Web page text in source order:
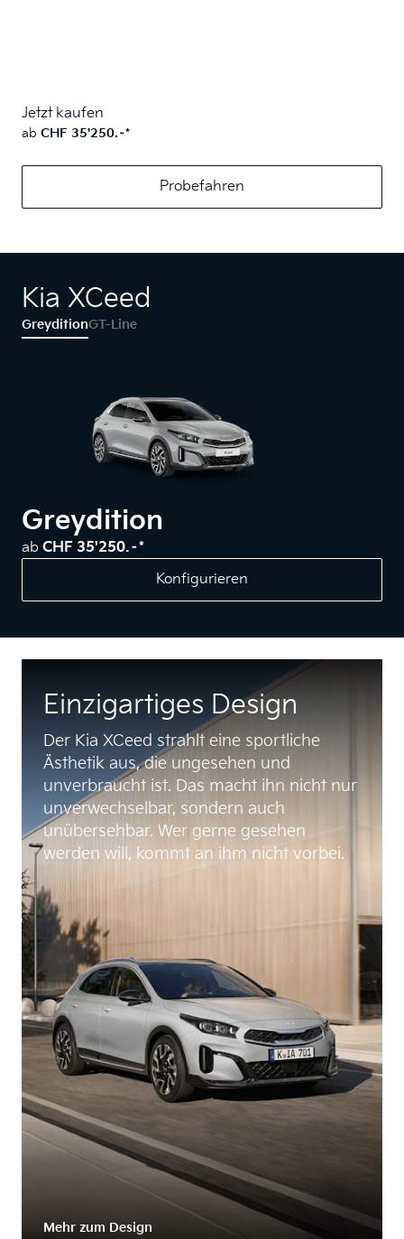
Jetzt kaufen
ab CHF 35'250.–*
Probefahren
Kia XCeed
GreyditionGT-Line
Greydition
ab CHF 35'250.–*
Konfigurieren
Einzigartiges Design
Der Kia XCeed strahlt eine sportliche
Ästhetik aus, die ungesehen und
unverbraucht ist. Das macht ihn nicht nur
unverwechselbar, sondern auch
unübersehbar. Wer gerne gesehen
werden will, kommt an ihm nicht vorbei.
Mehr zum Design